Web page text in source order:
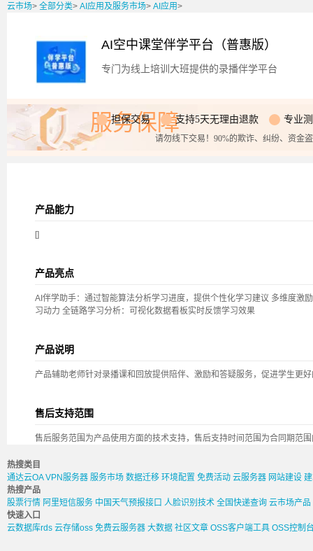
云市场> 全部分类> AI应用及服务市场> AI应用>
AI空中课堂伴学平台（普惠版）
专门为线上培训大班提供的录播伴学平台
服务保障
担保交易 支持5天无理由退款 专业
请勿线下交易！90%的欺诈、纠纷、资金
产品能力
[]
产品亮点
AI伴学助手：通过智能算法分析学习进度，提供个性化学习建议 多维度激
习动力 全链路学习分析：可视化数据看板实时反馈学习效果
产品说明
产品辅助老师针对录播课和回放提供陪伴、激励和答疑服务，促进学生更
售后支持范围
售后服务范围为产品使用方面的技术支持，售后支持时间范围为合同期范
热搜类目
通达云OA VPN服务器 服务市场 数据迁移 环境配置 免费活动 云服务器 网站建设
热搜产品
股票行情 阿里短信服务 中国天气预报接口 人脸识别技术 全国快递查询 云市场产品
快速入口
云数据库rds 云存储oss 免费云服务器 大数据 社区文章 OSS客户端工具 OSS控制